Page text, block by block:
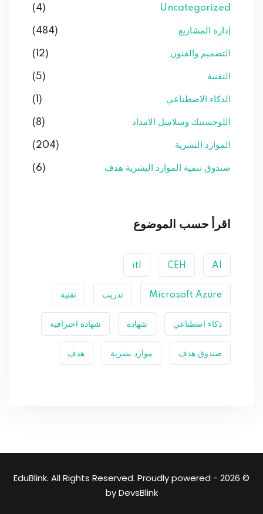
Uncategorized
(4)
إدارة المشاريع (484)
التصميم والفنون (12)
التقنية (5)
الذكاء الاصطناعي (1)
اللوجستيك وسلاسل الامداد (8)
الموارد البشرية (204)
صندوق تنمية الموارد البشرية هدف (6)
اقرأ حسب الموضوع
AI
CEH
itl
Microsoft Azure تدريب تقنية
ذكاء اصطناعي شهادة شهادة احترافية
صندوق هدف موارد بشرية هدف
© 2026 - EduBlink. All Rights Reserved. Proudly powered
byDevsBlink